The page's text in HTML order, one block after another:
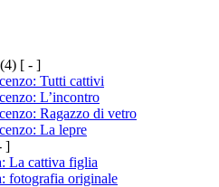
(4) [ - ]
Tutti cattivi
L’incontro
Ragazzo di vetro
La lepre
]
La cattiva figlia
fotografia originale